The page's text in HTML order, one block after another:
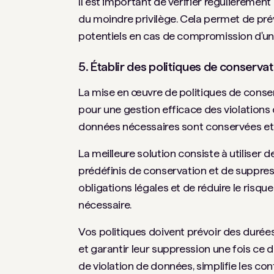
du moindre privilège. Cela permet de
potentiels en cas de compromission
5. Établir des politiques de
La mise en œuvre de politiques de
pour une gestion efficace des violations
données nécessaires sont conservées
La meilleure solution consiste à utiliser
prédéfinis de conservation et de
obligations légales et de réduire le
nécessaire.
Vos politiques doivent prévoir des
et garantir leur suppression une fois ce
de violation de données, simplifie les